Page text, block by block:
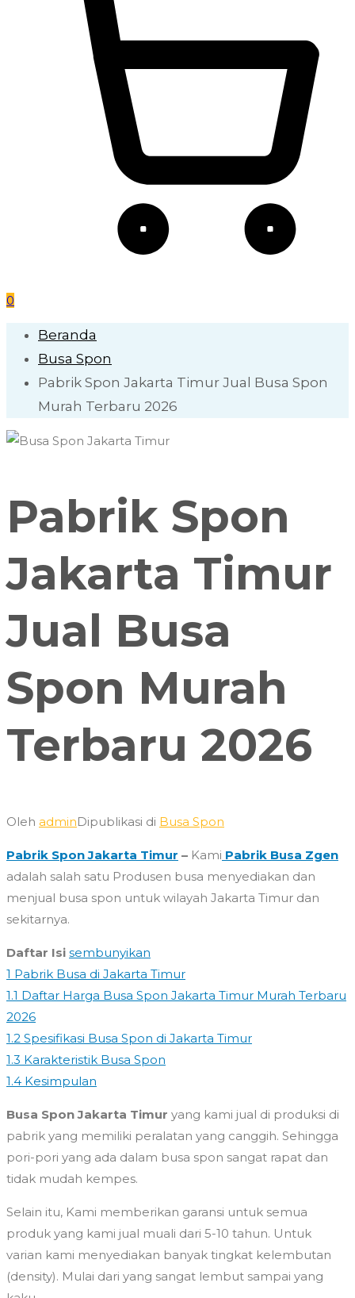
0
Beranda
Busa Spon
Pabrik Spon Jakarta Timur Jual Busa Spon
Murah Terbaru 2026
Pabrik Spon
Jakarta Timur
Jual Busa
Spon Murah
Terbaru 2026
Oleh adminDipublikasi di Busa Spon
Pabrik Spon Jakarta Timur – Kami Pabrik Busa Zgen
adalah salah satu Produsen busa menyediakan dan
menjual busa spon untuk wilayah Jakarta Timur dan
sekitarnya.
Daftar Isi sembunyikan
1 Pabrik Busa di Jakarta Timur
1.1 Daftar Harga Busa Spon Jakarta Timur Murah Terbaru
2026
1.2 Spesifikasi Busa Spon di Jakarta Timur
1.3 Karakteristik Busa Spon
1.4 Kesimpulan
Busa Spon Jakarta Timur yang kami jual di produksi di
pabrik yang memiliki peralatan yang canggih. Sehingga
pori-pori yang ada dalam busa spon sangat rapat dan
tidak mudah kempes.
Selain itu, Kami memberikan garansi untuk semua
produk yang kami jual muali dari 5-10 tahun. Untuk
varian kami menyediakan banyak tingkat kelembutan
(density). Mulai dari yang sangat lembut sampai yang